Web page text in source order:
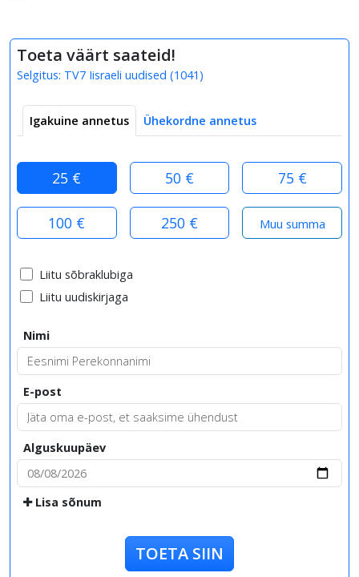
Toeta väärt saateid!
Selgitus: TV7 Iisraeli uudised (1041 )
Igakuine annetus Ühekordne annetus
25 € 50 € 75 €
100 € 250 €
Liitu sõbraklubiga
Liitu uudiskirjaga
Nimi
E-post
Alguskuupäev
Lisa sõnum
TOETA SIIN